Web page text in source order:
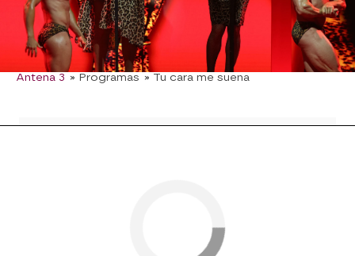
Raquel Sánchez Silva Temporada 11
Antena 3 » Programas » Tu cara me suena